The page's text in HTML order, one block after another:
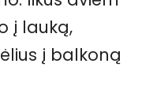
į lauką,
į balkoną